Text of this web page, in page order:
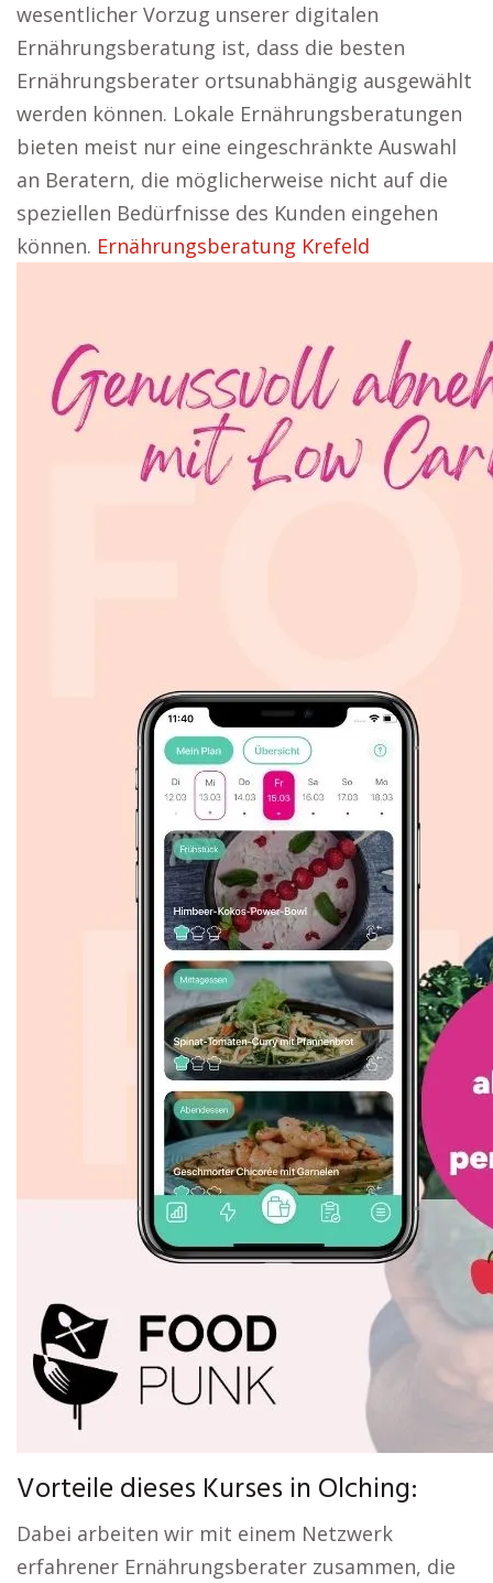
wesentlicher Vorzug unserer digitalen
Ernährungsberatung ist, dass die besten
Ernährungsberater ortsunabhängig ausgewählt
werden können. Lokale Ernährungsberatungen
bieten meist nur eine eingeschränkte Auswahl
an Beratern, die möglicherweise nicht auf die
speziellen Bedürfnisse des Kunden eingehen
können. Ernährungsberatung Krefeld
Vorteile dieses Kurses in Olching:
Dabei arbeiten wir mit einem Netzwerk
erfahrener Ernährungsberater zusammen, die